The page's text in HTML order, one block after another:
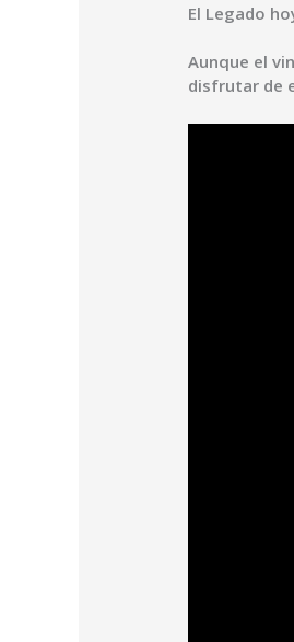
El Legado
Aunque el
disfrutar de